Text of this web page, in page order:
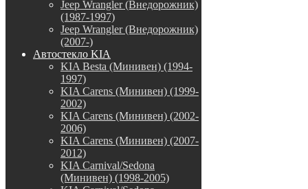
Jeep Wrangler (Внедорожник)
(1987-1997)
Jeep Wrangler (Внедорожник)
(2007-)
Автостекло KIA
KIA Besta (Минивен) (1994-
1997)
KIA Carens (Минивен) (1999-
2002)
KIA Carens (Минивен) (2002-
2006)
KIA Carens (Минивен) (2007-
2012)
KIA Carnival/Sedona
(Минивен) (1998-2005)